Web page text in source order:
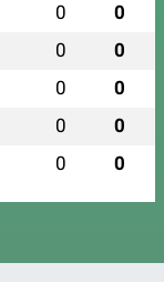
0 0
0 0
0 0
0 0
0 0